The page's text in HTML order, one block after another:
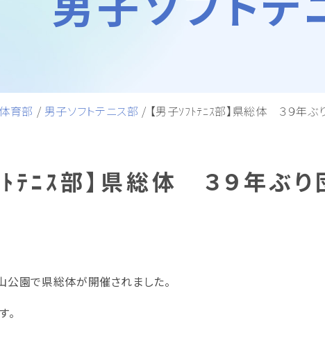
体育部 / 男子ソフトテニス部 / 【男子ｿﾌﾄﾃﾆｽ部】県総体 ３９年
ﾄﾃﾆｽ部】県総体 ３９年ぶ
公園で県総体が開催されました。